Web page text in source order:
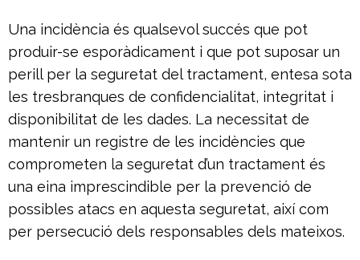
Una incidència és qualsevol succés que pot
produir-se esporàdicament i que pot suposar un
perill per la seguretat del tractament, entesa sota
les tresbranques de confidencialitat, integritat i
disponibilitat de les dades. La necessitat de
mantenir un registre de les incidències que
comprometen la seguretat d’un tractament és
una eina imprescindible per la prevenció de
possibles atacs en aquesta seguretat, així com
per persecució dels responsables dels mateixos.